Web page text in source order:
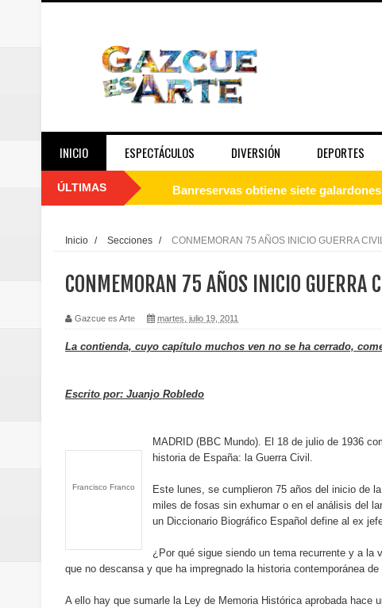
INICIO ESPECTÁCULOS DIVERSIÓN DEPORTES
ÚLTIMAS Banreservas obtiene siete
Banreservas recibe nuevamente la
Estable
Juan Luis Guerra se acompaña del
Oscar Abreu cuestiona la
Embajada dominicana en Francia y
Banreservas y Banco Popular
Inicio / Secciones / CONMEMORAN 75 AÑOS INICIO GUERRA
CONMEMORAN 75 AÑOS INICIO GUERRA
Gazcue es Arte martes, julio 19, 2011
La contienda, cuyo capítulo muchos ven no se ha cerrado,
Escrito por: Juanjo Robledo
Francisco Franco
MADRID (BBC Mundo). El 18 de julio de 1936
historia de España: la Guerra Civil.
Este lunes, se cumplieron 75 años del inicio de
miles de fosas sin exhumar o en el análisis del
un Diccionario Biográfico Español define al ex
¿Por qué sigue siendo un tema recurrente y a
que no descansa y que ha impregnado la historia contemporánea
A ello hay que sumarle la Ley de Memoria Histórica aprobada hace